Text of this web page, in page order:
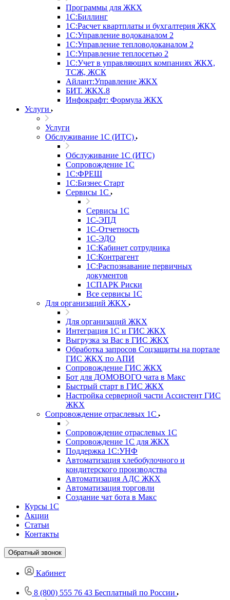
Программы для ЖКХ
1С:Биллинг
1С:Расчет квартплаты и бухгалтерия ЖКХ
1С:Управление водоканалом 2
1С:Управление тепловодоканалом 2
1С:Управление теплосетью 2
1С:Учет в управляющих компаниях ЖКХ,
ТСЖ, ЖСК
Айлант:Управление ЖКХ
БИТ. ЖКХ.8
Инфокрафт: Формула ЖКХ
Услуги
Услуги
Обслуживание 1С (ИТС)
Обслуживание 1С (ИТС)
Сопровождение 1С
1С:ФРЕШ
1С:Бизнес Старт
Сервисы 1С
Сервисы 1С
1С-ЭПД
1С-Отчетность
1С-ЭДО
1С:Кабинет сотрудника
1С:Контрагент
1С:Распознавание первичных
документов
1СПАРК Риски
Все сервисы 1С
Для организаций ЖКХ
Для организаций ЖКХ
Интеграция 1С и ГИС ЖКХ
Выгрузка за Вас в ГИС ЖКХ
Обработка запросов Соцзащиты на портале
ГИС ЖКХ по АПИ
Сопровождение ГИС ЖКХ
Бот для ДОМОВОГО чата в Макс
Быстрый старт в ГИС ЖКХ
Настройка серверной части Ассистент ГИС
ЖКХ
Сопровождение отраслевых 1С
Сопровождение отраслевых 1С
Сопровождение 1С для ЖКХ
Поддержка 1С:УНФ
Автоматизация хлебобулочного и
кондитерского производства
Автоматизация АДС ЖКХ
Автоматизация торговли
Создание чат бота в Макс
Курсы 1С
Акции
Статьи
Контакты
Обратный звонок
Кабинет
8 (800) 555 76 43 Бесплатный по России